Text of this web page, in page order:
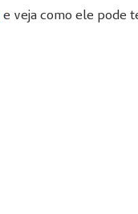
e veja como ele pode